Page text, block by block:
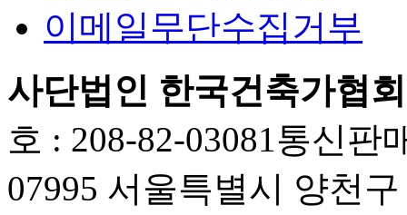
이메일무단수집거부
사단법인 한국건축가협회
호 : 208-82-03081 통신판
07995 서울특별시 양천